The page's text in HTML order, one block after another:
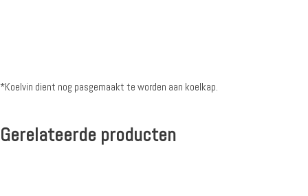
*Koelvin dient nog pasgemaakt te worden aan koelkap.
Gerelateerde producten